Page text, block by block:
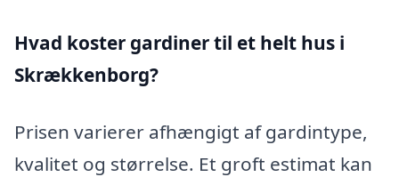
Hvad koster gardiner til et helt hus i
Skrækkenborg?
Prisen varierer afhængigt af gardintype,
kvalitet og størrelse. Et groft estimat kan